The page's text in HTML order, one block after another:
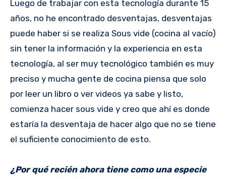
Luego de trabajar con esta tecnología durante 15
años, no he encontrado desventajas, desventajas
puede haber si se realiza Sous vide (cocina al vacío)
sin tener la información y la experiencia en esta
tecnología, al ser muy tecnológico también es muy
preciso y mucha gente de cocina piensa que solo
por leer un libro o ver videos ya sabe y listo,
comienza hacer sous vide y creo que ahí es donde
estaría la desventaja de hacer algo que no se tiene
el suficiente conocimiento de esto.
¿Por qué recién ahora tiene como una especie